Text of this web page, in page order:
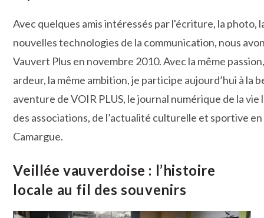
Avec quelques amis intéressés par l'écriture, la photo,
nouvelles technologies de la communication, nous
Vauvert Plus en novembre 2010. Avec la même
ardeur, la même ambition, je participe aujourd’hui à la
aventure de VOIR PLUS, le journal numérique de la vie
des associations, de l’actualité culturelle et sportive
Camargue.
Veillée vauverdoise : l’histoire
locale au fil des souvenirs